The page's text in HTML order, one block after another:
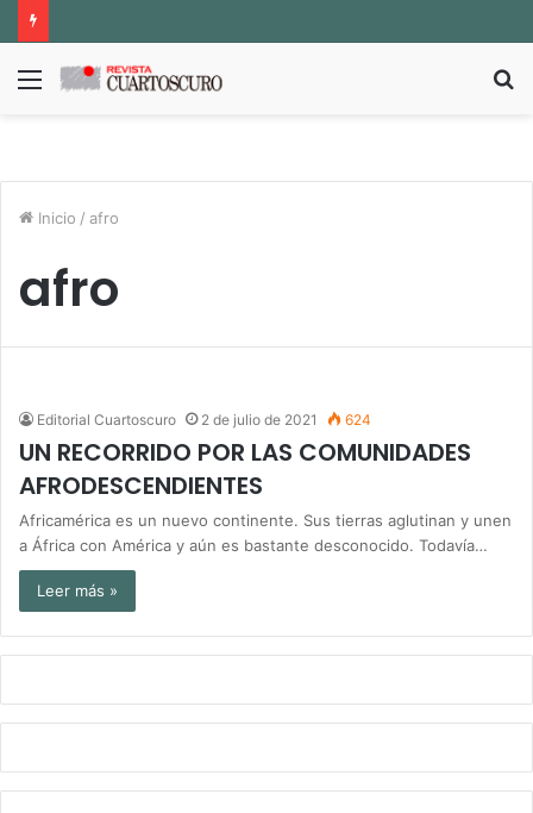
Menú
Inicio / afro
afro
Editorial Cuartoscuro 2 de julio de 2021 624
UN RECORRIDO POR LAS COMUNIDADES
AFRODESCENDIENTES
Africamérica es un nuevo continente. Sus tierras aglutinan y unen
a África con América y aún es bastante desconocido. Todavía…
Leer más »